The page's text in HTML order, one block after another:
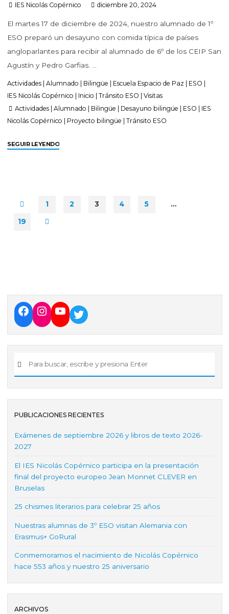
IES Nicolás Copérnico diciembre 20, 2024
El martes 17 de diciembre de 2024, nuestro alumnado de 1º
ESO preparó un desayuno con comida típica de países
angloparlantes para recibir al alumnado de 6º de los CEIP San
Agustín y Pedro Garfias. …
Actividades Alumnado Bilingüe Escuela Espacio de Paz ESO
IES Nicolás Copérnico
Inicio Tránsito ESO
Visitas
Actividades |Alumnado Bilingüe Desayuno bilingüe ESO
IES
Nicolás Copérnico
Proyecto bilingüe |Tránsito ESO
SEGUIR LEYENDO
1 2 3 4 5 …
19
PUBLICACIONES RECIENTES
Exámenes de septiembre 2026 y libros de texto 2026-
2027
El IES Nicolás Copérnico participa en la presentación
final del proyecto europeo Jean Monnet CLEVER en
Bruselas
25 chismes literarios para celebrar 25 años
Nuestras alumnas de 3º ESO visitan Alemania con
Erasmus+ GoRural
Conmemoramos el nacimiento de Nicolás Copérnico
hace 553 años y nuestro 25 aniversario
ARCHIVOS